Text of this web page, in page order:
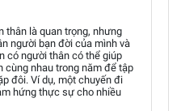
thân là quan trọng, nhưng
người bạn đời của mình và
có người thân có thể giúp
cùng nhau trong năm để tập
đôi. Ví dụ, một chuyến đi
hứng thực sự cho nhiều